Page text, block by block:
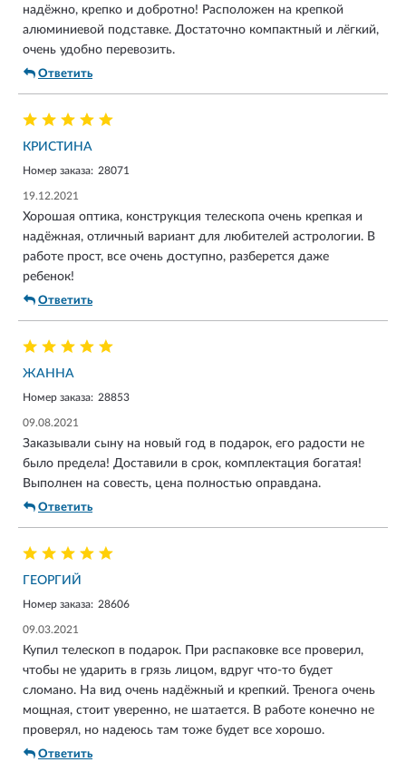
надёжно, крепко и добротно! Расположен на крепкой
алюминиевой подставке. Достаточно компактный и лёгкий,
очень удобно перевозить.
Ответить
КРИСТИНА
Номер заказа: 28071
19.12.2021
Хорошая оптика, конструкция телескопа очень крепкая и
надёжная, отличный вариант для любителей астрологии. В
работе прост, все очень доступно, разберется даже
ребенок!
Ответить
ЖАННА
Номер заказа: 28853
09.08.2021
Заказывали сыну на новый год в подарок, его радости не
было предела! Доставили в срок, комплектация богатая!
Выполнен на совесть, цена полностью оправдана.
Ответить
ГЕОРГИЙ
Номер заказа: 28606
09.03.2021
Купил телескоп в подарок. При распаковке все проверил,
чтобы не ударить в грязь лицом, вдруг что-то будет
сломано. На вид очень надёжный и крепкий. Тренога очень
мощная, стоит уверенно, не шатается. В работе конечно не
проверял, но надеюсь там тоже будет все хорошо.
Ответить